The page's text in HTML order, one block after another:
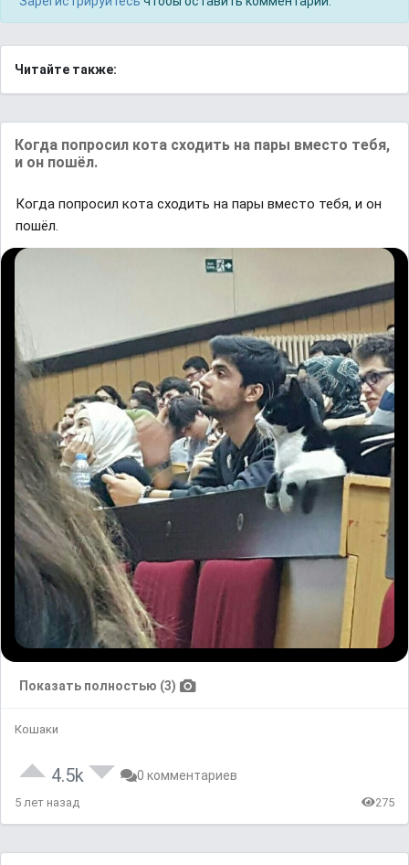
Читайте также:
Когда попросил кота сходить на пары вместо тебя,
и он пошёл.
Когда попросил кота сходить на пары вместо тебя, и он
пошёл.
Показать полностью (3)
Кошаки
4.5k 0 комментариев
5 лет назад 275